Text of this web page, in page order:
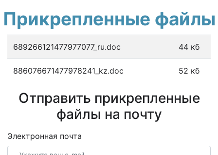
Прикрепленные файлы
689266121477977077_ru.doc 44 кб
886076671477978241_kz.doc 52 кб
Отправить прикрепленные
файлы на почту
Электронная почта